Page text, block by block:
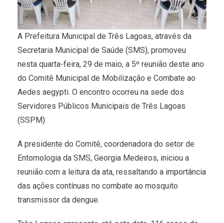
A Prefeitura Municipal de Três Lagoas, através da
Secretaria Municipal de Saúde (SMS), promoveu
nesta quarta-feira, 29 de maio, a 5º reunião deste ano
do Comitê Municipal de Mobilização e Combate ao
Aedes aegypti. O encontro ocorreu na sede dos
Servidores Públicos Municipais de Três Lagoas
(SSPM).
A presidente do Comitê, coordenadora do setor de
Entomologia da SMS, Georgia Medeiros, iniciou a
reunião com a leitura da ata, ressaltando a importância
das ações contínuas no combate ao mosquito
transmissor da dengue.